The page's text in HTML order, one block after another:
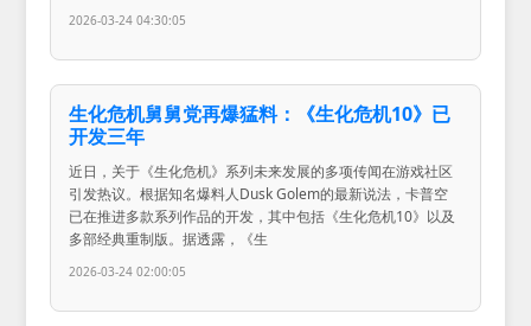
2026-03-24 04:30:05
生化危机舅舅党再爆猛料：《生化危机10》已
开发三年
近日，关于《生化危机》系列未来发展的多项传闻在游戏社区
引发热议。根据知名爆料人Dusk Golem的最新说法，卡普空
已在推进多款系列作品的开发，其中包括《生化危机10》以及
多部经典重制版。据透露，《生
2026-03-24 02:00:05